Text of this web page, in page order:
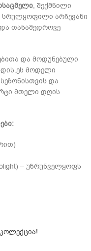
, შექმნილი
სრულყოფილი არჩევანი
თანამედროვე
და მოდუნებული
მოდელი
სეზონისთვის და
მთელი დღის
– უზრუნველყოფს